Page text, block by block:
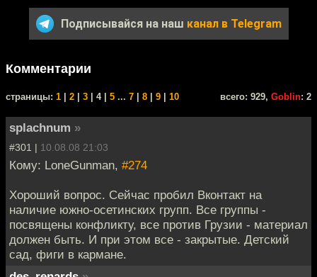
Подписывайся на наш канал в Telegram
Комментарии
cтраницы: 1 2 3 | 4 | 5 ... 7 8 9 10 всего: 929, Goblin: 2
splachnum »
#301 | 10.08.08 21:03
Кому: LoneGunman, #274
Хороший вопрос. Сейчас пробил Вконтакт на
наличие южно-осетинских групп. Все группы -
посвящены конфликту, все против Грузии - материал
должен быть. И при этом все - закрытые. Детский
сад, фиги в кармане.